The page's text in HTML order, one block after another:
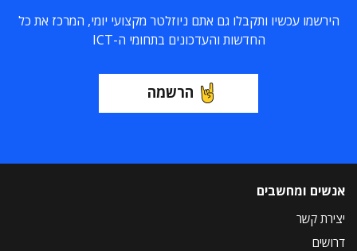
הירשמו עכשיו ותקבלו גם אתם ניוזלטר מקצועי יומי, המרכז את כל
החדשות והעדכונים בתחומי ה-ICT
הרשמה
אנשים ומחשבים
יצירת קשר
דרושים